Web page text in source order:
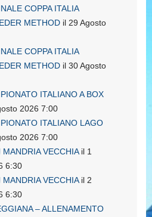
COPPA ITALIA
METHOD il 29 Agosto
COPPA ITALIA
METHOD il 30 Agosto
ITALIANO A BOX
2026 7:00
ITALIANO LAGO
2026 7:00
MANDRIA VECCHIAil 1
6:30
MANDRIA VECCHIAil 2
6:30
– ALLENAMENTO